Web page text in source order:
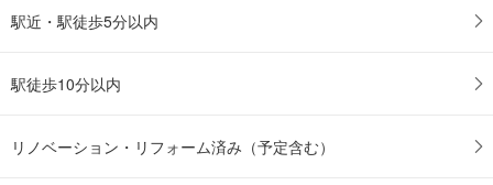
駅近・駅徒歩5分以内
駅徒歩10分以内
リノベーション・リフォーム済み（予定含む）